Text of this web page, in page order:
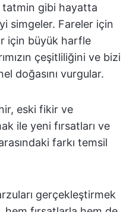
tatmin gibi hayatta
simgeler. Fareler için
için büyük harfle
çeşitliliğini ve bizi
doğasını vurgular.
eski fikir ve
ile yeni fırsatları ve
farkı temsil
gerçekleştirmek